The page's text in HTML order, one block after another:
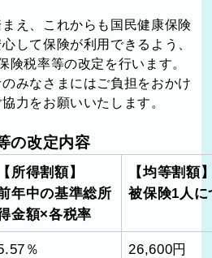
え、これからも国民健康保険
して保険が利用できるよう、
険税率等の改定を行います。
みなさまにはご負担をおかけ
力をお願いいたします。
の改定内容
【所得割額】
年中の基準総所
金額×各税率
【均等割額
被保険1人
％
26,600円